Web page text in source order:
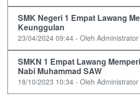
SMK Negeri 1 Empat Lawang
Keunggulan
23/04/2024 09:44 - Oleh
SMKN 1 Empat Lawang
Nabi Muhammad SAW
18/10/2023 10:34 - Oleh